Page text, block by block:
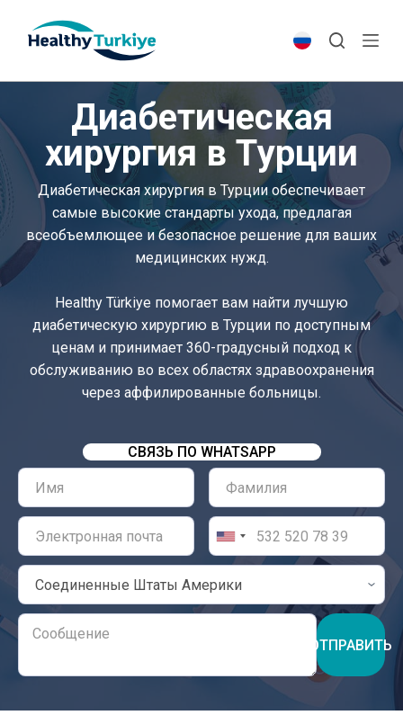
p
c
e
n
Диабетическая
хирургия в Турции
Диабетическая хирургия в Турции обеспечивает
самые высокие стандарты ухода, предлагая
всеобъемлющее и безопасное решение для ваших
медицинских нужд.
Healthy Türkiye помогает вам найти лучшую
диабетическую хирургию в Турции по доступным
ценам и принимает 360-градусный подход к
обслуживанию во всех областях здравоохранения
через аффилированные больницы.
СВЯЗЬ ПО WHATSAPP
ОТПРАВИТЬ